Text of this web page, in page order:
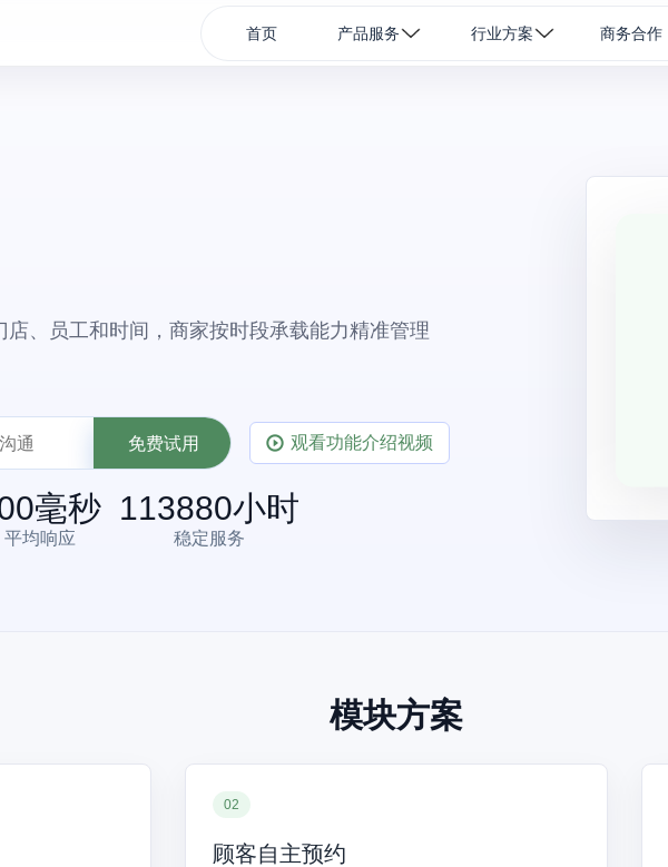
首页 产品服务 行业方案 商务合作
、员工和时间，商家按时段承载能力精准管理
免费试用 观看功能介绍视频
毫秒 113880小时
平均响应 稳定服务
模块方案
02
顾客自主预约